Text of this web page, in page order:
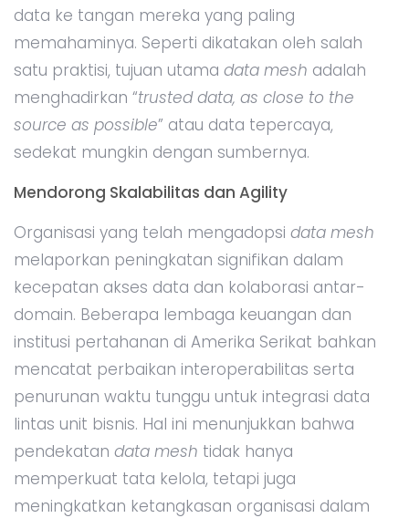
data ke tangan mereka yang paling
memahaminya. Seperti dikatakan oleh salah
satu praktisi, tujuan utama data mesh adalah
menghadirkan “trusted data, as close to the
source as possible” atau data tepercaya,
sedekat mungkin dengan sumbernya.
Mendorong Skalabilitas dan Agility
Organisasi yang telah mengadopsi data mesh
melaporkan peningkatan signifikan dalam
kecepatan akses data dan kolaborasi antar-
domain. Beberapa lembaga keuangan dan
institusi pertahanan di Amerika Serikat bahkan
mencatat perbaikan interoperabilitas serta
penurunan waktu tunggu untuk integrasi data
lintas unit bisnis. Hal ini menunjukkan bahwa
pendekatan data mesh tidak hanya
memperkuat tata kelola, tetapi juga
meningkatkan ketangkasan organisasi dalam